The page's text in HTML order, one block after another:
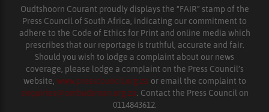
Oudtshoorn Courant proudly displays the “FAIR” stamp of the
Press Council of South Africa, indicating our commitment to
adhere to the Code of Ethics for Print and online media which
prescribes that our reportage is truthful, accurate and fair.
Should you wish to lodge a complaint about our news
coverage, please lodge a complaint on the Press Council’s
website, www.presscouncil.org.za or email the complaint to
enquiries@ombudsman.org.za. Contact the Press Council on
0114843612.